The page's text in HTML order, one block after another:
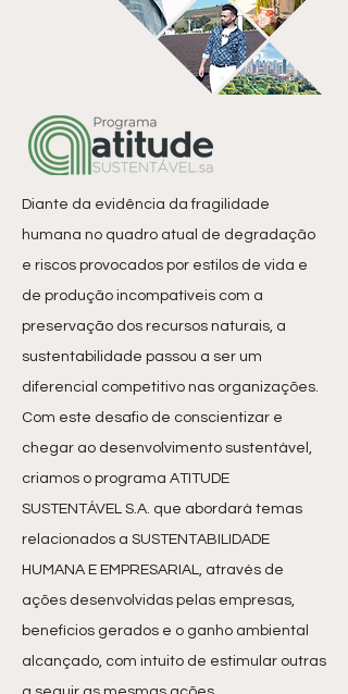
Diante da evidência da fragilidade
humana no quadro atual de degradação
e riscos provocados por estilos de vida e
de produção incompatíveis com a
preservação dos recursos naturais, a
sustentabilidade passou a ser um
diferencial competitivo nas organizações.
Com este desafio de conscientizar e
chegar ao desenvolvimento sustentável,
criamos o programa ATITUDE
SUSTENTÁVEL S.A. que abordará temas
relacionados a SUSTENTABILIDADE
HUMANA E EMPRESARIAL, através de
ações desenvolvidas pelas empresas,
benefícios gerados e o ganho ambiental
alcançado, com intuito de estimular outras